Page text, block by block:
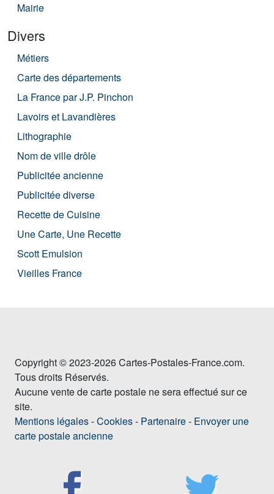
Mairie
Divers
Métiers
Carte des départements
La France par J.P. Pinchon
Lavoirs et Lavandières
Lithographie
Nom de ville drôle
Publicitée ancienne
Publicitée diverse
Recette de Cuisine
Une Carte, Une Recette
Scott Emulsion
Vieilles France
Copyright © 2023-2026 Cartes-Postales-France.com.
Tous droits Réservés.
Aucune vente de carte postale ne sera effectué sur ce
site.
Mentions légales-Cookies- Partenaire- Envoyer une
carte postale ancienne